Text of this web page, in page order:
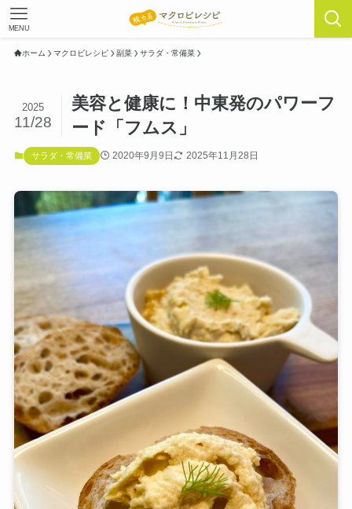
MENU
ホーム マクロビレシピ 副菜 サラダ・常備菜
美容と健康に！中東発のパワーフ
ード「フムス」
2025
11/28
サラダ・常備菜 2020年9月9日 2025年11月28日